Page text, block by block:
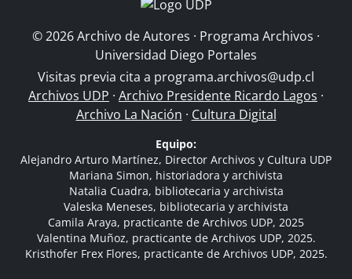
© 2026 Archivo de Autores · Programa Archivos ·
Universidad Diego Portales
Visitas previa cita a programa.archivos@udp.cl
Archivos UDP · Archivo Presidente Ricardo Lagos ·
Archivo La Nación · Cultura Digital
Equipo:
Alejandro Arturo Martínez, Director Archivos y Cultura UDP
Mariana Simon, historiadora y archivista
Natalia Cuadra, bibliotecaria y archivista
Valeska Meneses, bibliotecaria y archivista
Camila Araya, practicante de Archivos UDP, 2025
Valentina Muñoz, practicante de Archivos UDP, 2025.
Kristhofer Frex Flores, practicante de Archivos UDP, 2025.